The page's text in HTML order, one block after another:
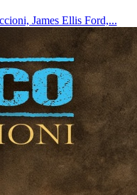
James Ellis Ford,...